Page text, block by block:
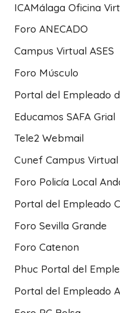
ICAMálaga Oficina
Foro ANECADO
Campus Virtual ASES
Foro Músculo
Portal del Empleado
Educamos SAFA Grial
Tele2 Webmail
Cunef Campus Virtual
Foro Policía Local
Portal del Empleado
Foro Sevilla Grande
Foro Catenon
Phuc Portal del
Portal del Empleado